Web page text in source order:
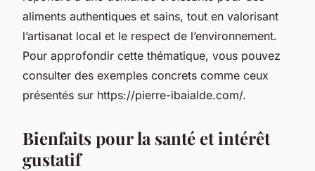
aliments authentiques et sains, tout en valorisant
l’artisanat local et le respect de l’environnement.
Pour approfondir cette thématique, vous pouvez
consulter des exemples concrets comme ceux
présentés sur https://pierre-ibaialde.com/.
Bienfaits pour la santé et intérêt
gustatif